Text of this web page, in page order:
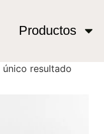
Productos
de
resultado